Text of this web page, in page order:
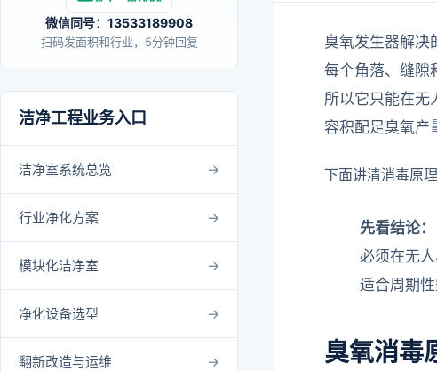
微信同号：13533189908
扫码发面积和行业，5分钟回复
洁净工程业务入口
洁净室系统总览
行业净化方案
模块化洁净室
净化设备选型
翻新改造与运维
臭氧发生器解决
每个角落、缝隙
所以它只能在无
容积配足臭氧产
下面讲清消毒原
先看结论：
必须在无
适合周期
臭氧消毒